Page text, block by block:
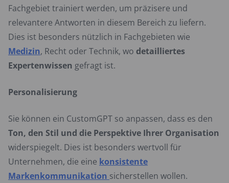
Fachgebiet trainiert werden, um präzisere und
relevantere Antworten in diesem Bereich zu liefern.
Dies ist besonders nützlich in Fachgebieten wie
Medizin, Recht oder Technik, wo detailliertes
Expertenwissen gefragt ist.
Personalisierung
Sie können ein CustomGPT so anpassen, dass es den
Ton, den Stil und die Perspektive Ihrer Organisation
widerspiegelt. Dies ist besonders wertvoll für
Unternehmen, die eine konsistente
Markenkommunikation sicherstellen wollen.